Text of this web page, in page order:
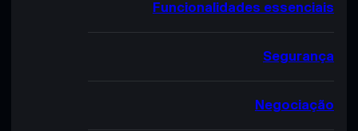
Funcionalidades essenciais
Segurança
Negociação